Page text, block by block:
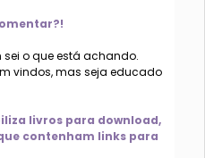
o que está achando.
vindos, mas seja educado
livros para download,
contenham links para